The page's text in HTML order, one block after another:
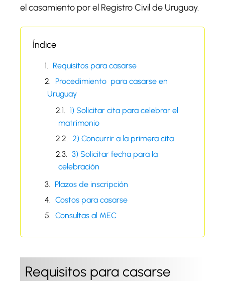
el casamiento por el Registro Civil de Uruguay.
Índice
Requisitos para casarse
Procedimiento para casarse en
Uruguay
1) Solicitar cita para celebrar el
matrimonio
2) Concurrir a la primera cita
3) Solicitar fecha para la
celebración
Plazos de inscripción
Costos para casarse
Consultas al MEC
Requisitos para casarse